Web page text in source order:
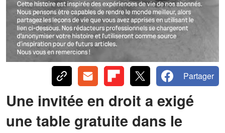
Partager
Une invitée en droit a exigé
une table gratuite dans le